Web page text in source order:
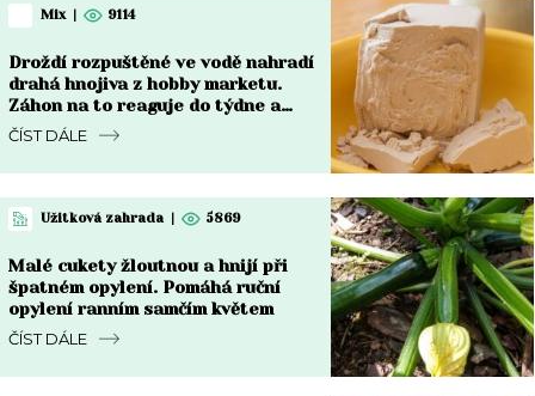
Mix 9114
Droždí rozpuštěné ve vodě nahradí
drahá hnojiva z hobby marketu.
Záhon na to reaguje do týdne a
rozdíl je vidět pouhým okem
ČÍST DÁLE
Užitková zahrada 5869
Malé cukety žloutnou a hnijí při
špatném opylení. Pomáhá ruční
opylení ranním samčím květem
ČÍST DÁLE